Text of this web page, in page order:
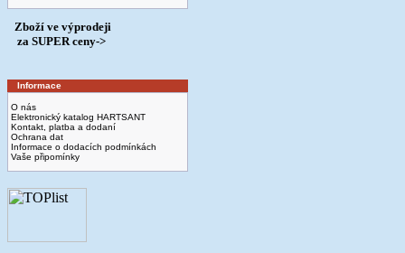
Zboží ve výprodeji
­ za SUPER ceny->
Informace
O nás
Elektronický katalog HARTSANT
Kontakt, platba a dodaní
Ochrana dat
Informace o dodacích podmínkách
Vaše připomínky